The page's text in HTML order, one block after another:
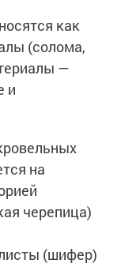
как
(солома,
—
и
на
черепица)
(шифер)